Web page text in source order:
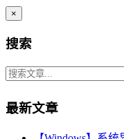
×
搜索
最新文章